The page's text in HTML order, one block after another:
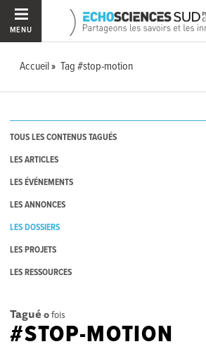
MENU
Accueil Tag #stop-motion
TOUS LES CONTENUS TAGUÉS
LES ARTICLES
LES ÉVÉNEMENTS
LES ANNONCES
LES DOSSIERS
LES PROJETS
LES RESSOURCES
Tagué 0fois
#STOP-MOTION